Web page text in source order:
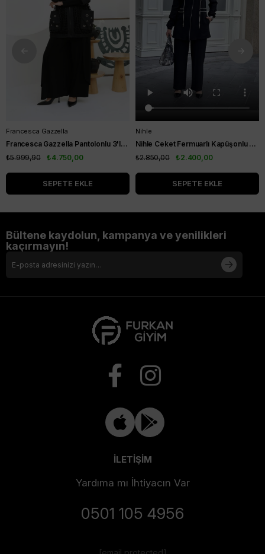
Francesca Gazzella
Francesca Gazzella Pantolonlu 3'lü Takım Siyah
₺4.750,00
₺5.999,90
SEPETE EKLE
Nihle
Nihle Ceket Fermuarlı Kapüşonlu Pantolonlu Spor Bayan Takım Siyah
₺2.400,00
₺2.850,00
SEPETE EKLE
Bültene kaydolun, kampanya ve yenilikleri
kaçırmayın!
İLETİŞİM
Yardıma mı İhtiyacın Var
0501 105 4956